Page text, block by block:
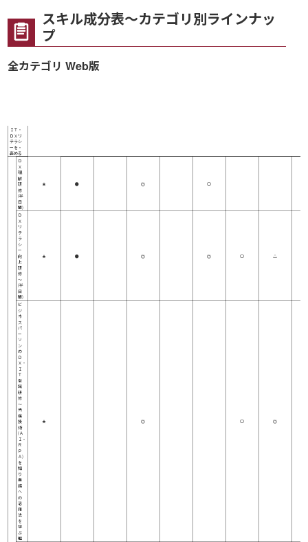
スキル成分表～カテゴリ別ラインナッ
プ
全カテゴリ Web版
ＩＴ・
ＤＸリ
テラシ
ーを・
高める
Ｄ
Ｘ
理
解
研
修
(半
日
間)
★ ● ◎ ○
Ｄ
Ｘ
リ
テ
ラ
シ
ー
向
上
研
修
～
(半
日
間)
★ ● ◎ ◎ ○ △
ビ
ジ
ネ
ス
パ
ー
ソ
ン
の
Ｄ
Ｘ・
Ｉ
Ｔ
常
識
研
修
～
先
端
技
術
(Ａ
Ｉ・
Ｒ
Ｐ
Ａ)
を
知
り
業
務
へ
の
活
用
法
を
学
ぶ
編
★ ◎ ○ ◎